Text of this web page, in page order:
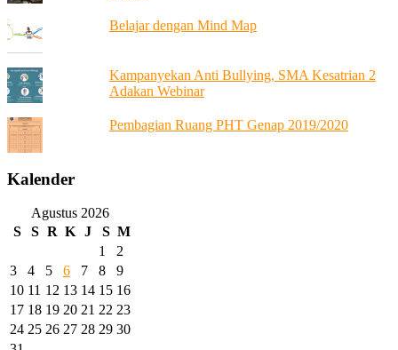
Belajar dengan Mind Map
Kampanyekan Anti Bullying, SMA Kesatrian 2
Adakan Webinar
Pembagian Ruang PHT Genap 2019/2020
Kalender
Agustus 2026
S
S R K J S M
1
2
3
4 5 6 7 8
9
10 11 12 13 14 15 16
17 18 19 20 21 22 23
24 25 26 27 28 29 30